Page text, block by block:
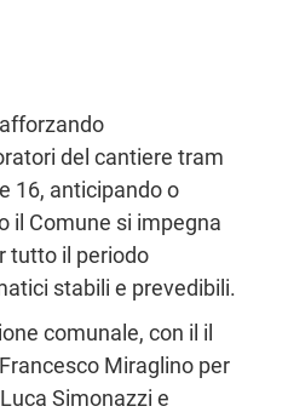
del cantiere tram
16, anticipando o
il Comune si impegna
tutto il periodo
stabili e prevedibili.
comunale, con il il
Miraglino per
Simonazzi e